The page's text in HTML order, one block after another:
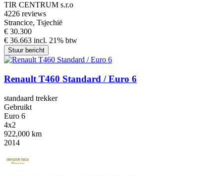
TIR CENTRUM s.r.o
4226 reviews
Strancice, Tsjechië
€ 30.300
€ 36.663 incl. 21% btw
Stuur bericht
Renault T460 Standard / Euro 6
standaard trekker
Gebruikt
Euro 6
4x2
922,000 km
2014